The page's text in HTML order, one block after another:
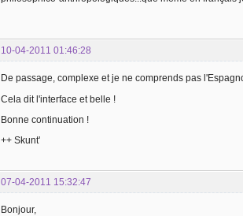
10-04-2011 01:46:28
De passage, complexe et je ne comprends pas
Cela dit l'interface et belle !
Bonne continuation !
++ Skunt'
07-04-2011 15:32:47
Bonjour,